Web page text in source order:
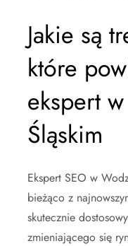
Jakie są
które
ekspert
Śląskim
Ekspert SEO w
bieżąco z
skutecznie
zmieniającego się